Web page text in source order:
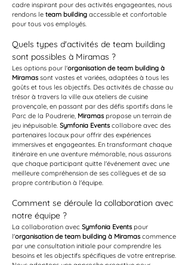
cadre inspirant pour des activités engageantes, nous
rendons le team building accessible et confortable
pour tous vos employés.
Quels types d'activités de team building
sont possibles à Miramas ?
Les options pour l'organisation de team building à
Miramas sont vastes et variées, adaptées à tous les
goûts et tous les objectifs. Des activités de chasse au
trésor à travers la ville aux ateliers de cuisine
provençale, en passant par des défis sportifs dans le
Parc de la Poudrerie, Miramas propose un terrain de
jeu inépuisable. Symfonia Events collabore avec des
partenaires locaux pour offrir des expériences
immersives et engageantes. En transformant chaque
itinéraire en une aventure mémorable, nous assurons
que chaque participant quitte l'événement avec une
meilleure compréhension de ses collègues et de sa
propre contribution à l'équipe.
Comment se déroule la collaboration avec
notre équipe ?
La collaboration avec Symfonia Events pour
l'organisation de team building à Miramas commence
par une consultation initiale pour comprendre les
besoins et les objectifs spécifiques de votre entreprise.